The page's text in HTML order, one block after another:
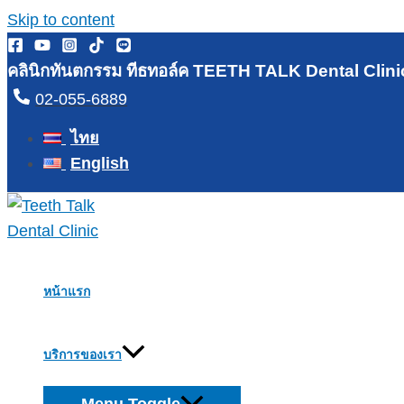
Skip to content
คลินิกทันตกรรม ทีธทอล์ค TEETH TALK Dental
02-055-6889
ไทย
English
หน้าแรก
บริการของเรา